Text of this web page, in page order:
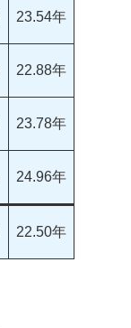
23.54年
22.88年
23.78年
24.96年
22.50年